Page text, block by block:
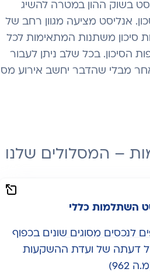
בשוק ההון במטרה להשיג
אנליסט מציעה מגוון רחב של
סיכון משתנות המתאימות לכל
הסיכון. בכל שלב ניתן לעבור
מבלי שהדבר יחשב אירוע מס
– המסלולים שלנו
השתלמות כללי
לנכסים מסוגים שונים בכפוף
דעתה של ועדת ההשקעות
962)